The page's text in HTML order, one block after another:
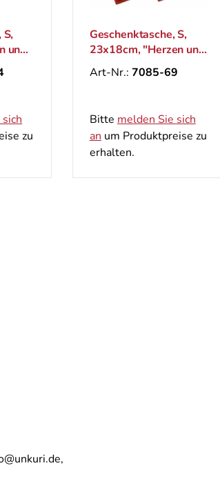
S,
und
zu
Geschenktasche, S,
23x18cm, "Herzen und
Rosen"
Art-Nr.: 7085-69
Bitte melden Sie sich
an um Produktpreise zu
erhalten.